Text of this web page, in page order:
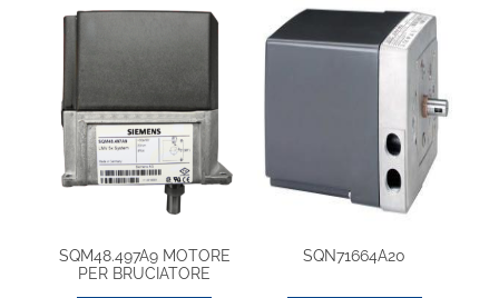
SQM48.497A9 MOTORE
PER BRUCIATORE
SQN71664A20